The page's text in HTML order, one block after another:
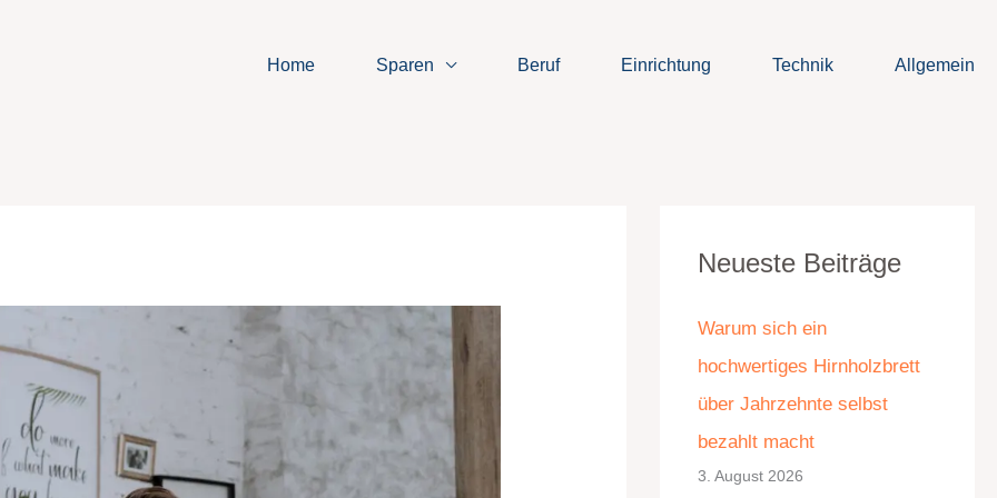
Home Sparen Beruf Einrichtung Technik Allgemein
Neueste Beiträge
Warum sich ein
hochwertiges Hirnholzbrett
über Jahrzehnte selbst
bezahlt macht
3. August 2026
a
e
g
o
r
i
r
h
i
v